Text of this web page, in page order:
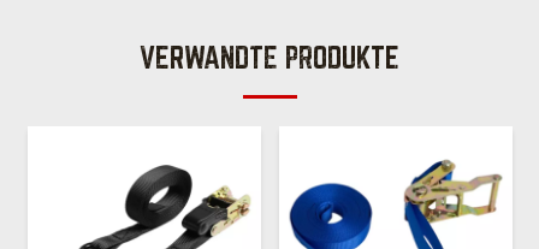
VERWANDTE PRODUKTE